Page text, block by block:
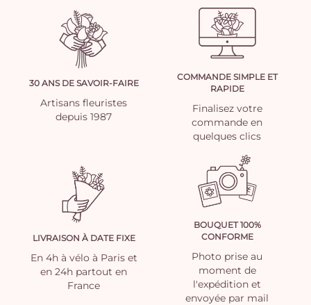
30 ANS DE SAVOIR-FAIRE
Artisans fleuristes
depuis 1987
COMMANDE SIMPLE ET
RAPIDE
Finalisez votre
commande en
quelques clics
LIVRAISON À DATE FIXE
En 4h à vélo à Paris et
en 24h partout en
France
BOUQUET 100%
CONFORME
Photo prise au
moment de
l'expédition et
envoyée par mail